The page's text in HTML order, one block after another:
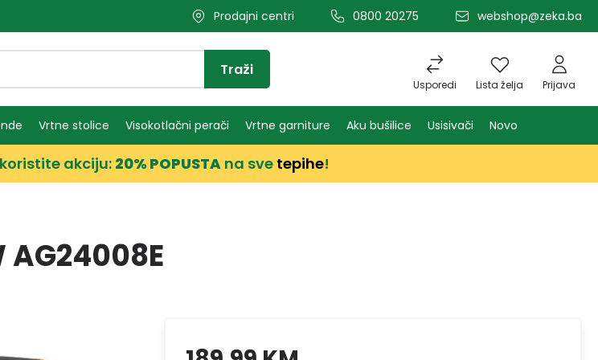
Prodajni centri 0800 20275 webshop@zeka.ba
Usporedi Lista želja Prijava
Traži
Vrtne stolice Visokotlačni perači Vrtne garniture Aku bušilice Usisivači Novo
akciju:20% POPUSTA na sve tepihe!
AG24008E